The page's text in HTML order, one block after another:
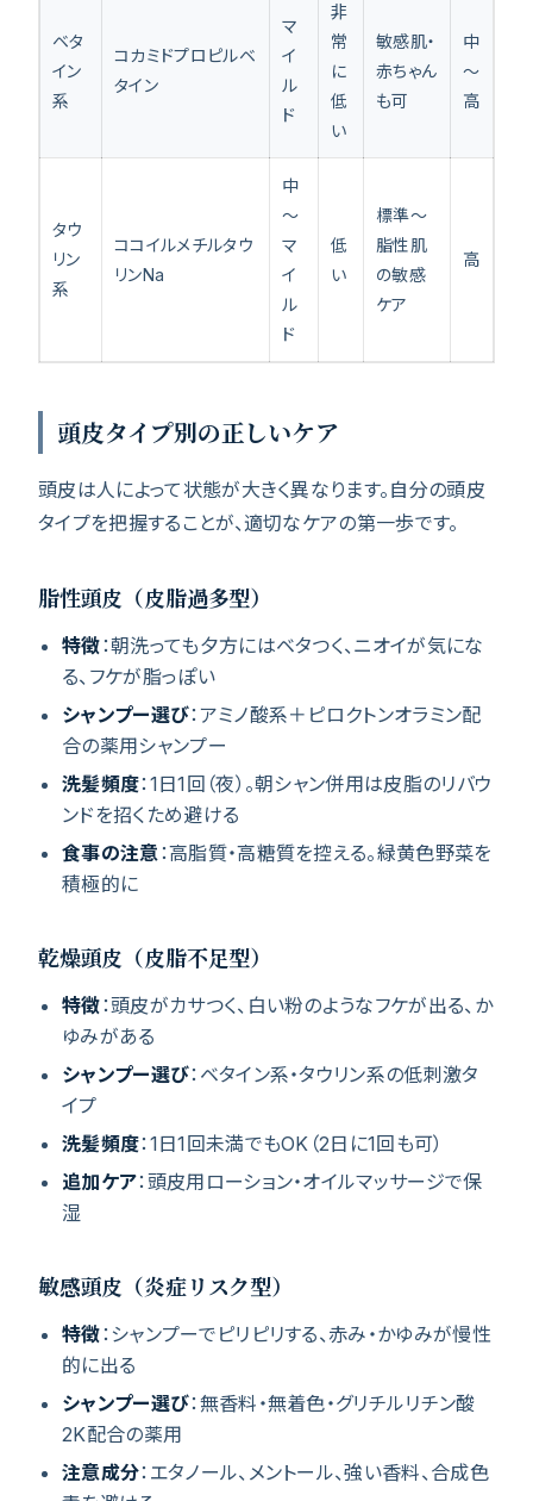
ベタ
イン
系
コカミドプロピルベ
タイン
マ
イ
ル
ド
非
常
に
低
い
敏感肌・
赤ちゃん
も可
中
〜
高
タウ
リン
系
ココイルメチルタウ
リンNa
中
〜
マ
イ
ル
ド
低
い
標準〜
脂性肌
の敏感
ケア
高
頭皮タイプ別の正しいケア
頭皮は人によって状態が大きく異なります。自分の頭皮
タイプを把握することが、適切なケアの第一歩です。
脂性頭皮（皮脂過多型）
特徴：朝洗っても夕方にはベタつく、ニオイが気にな
る、フケが脂っぽい
シャンプー選び：アミノ酸系＋ピロクトンオラミン配
合の薬用シャンプー
洗髪頻度：1日1回（夜）。朝シャン併用は皮脂のリバウ
ンドを招くため避ける
食事の注意：高脂質・高糖質を控える。緑黄色野菜を
積極的に
乾燥頭皮（皮脂不足型）
特徴：頭皮がカサつく、白い粉のようなフケが出る、か
ゆみがある
シャンプー選び：ベタイン系・タウリン系の低刺激タ
イプ
洗髪頻度：1日1回未満でもOK（2日に1回も可）
追加ケア：頭皮用ローション・オイルマッサージで保
湿
敏感頭皮（炎症リスク型）
特徴：シャンプーでピリピリする、赤み・かゆみが慢性
的に出る
シャンプー選び：無香料・無着色・グリチルリチン酸
2K配合の薬用
注意成分：エタノール、メントール、強い香料、合成色